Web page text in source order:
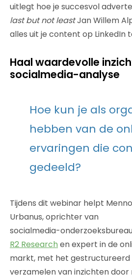
uitlegt hoe je succesvol
last but not leastJan Willem
alles uit je content op LinkedIn
Haal waardevolle
socialmedia-analyse
Hoe kun je als
hebben van de
ervaringen die
gedeeld?
Tijdens dit webinar helpt Menno
Urbanus, oprichter van
socialmedia-
R2 Research en expert in de
markt, met het gestructureerd
verzamelen van inzichten door